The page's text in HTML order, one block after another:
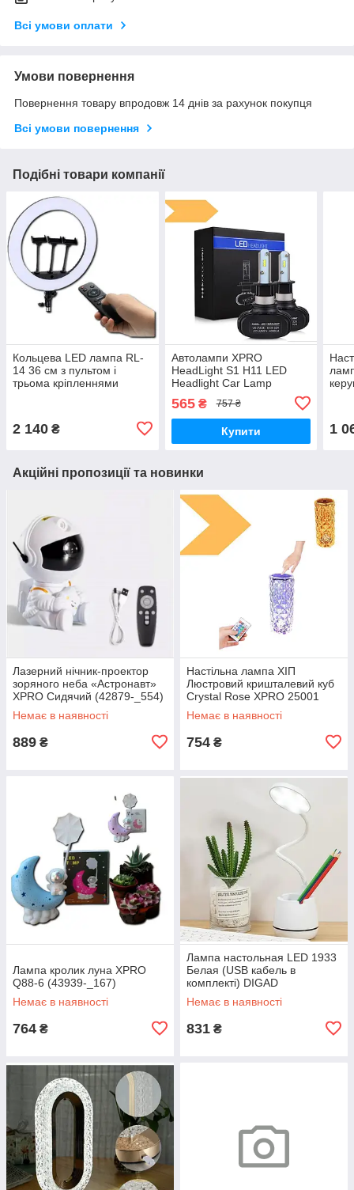
Всі умови оплати
Умови повернення
Повернення товару впродовж 14 днів за рахунок покупця
Всі умови повернення
Подібні товари компанії
Кольцева LED лампа RL-
14 36 см з пультом і
трьома кріпленнями
2 140 ₴
Автолампи XPRO
HeadLight S1 H11 LED
Headlight Car Lamp
8000lm 6500K 50W DC9-
32V чорний (MER-
11004_248)
565₴ 757 ₴
Купити 1
Акційні пропозиції та новинки
Лазерний нічник-проектор
зоряного неба «Астронавт»
XPRO Сидячий (42879-_554)
Немає в наявності
889 ₴
Настільна лампа ХІП
Люстровий кришталевий куб
Crystal Rose XPRO 25001
рожевий (42788-Crystal
Rose_158)
Немає в наявності
754 ₴
Лампа кролик луна XPRO
Q88-6 (43939-_167)
Немає в наявності
764 ₴
Лампа настольная LED 1933
Белая (USB кабель в
комплекті) DIGAD
Немає в наявності
831 ₴